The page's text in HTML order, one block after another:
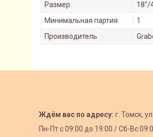
Размер
18"/
Минимальная партия
1
Производитель
Ждём вас по адресу: г. Томск,
Пн-Пт с09:00 до 19:00 /Сб-Вс